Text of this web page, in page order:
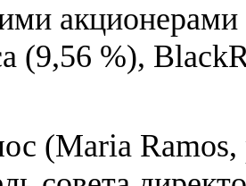
акционерами
(9,56 %),
(Maria